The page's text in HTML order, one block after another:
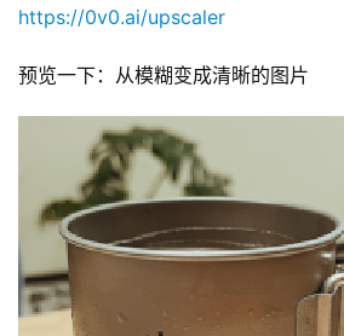
https://0v0.ai/upscaler
预览一下：从模糊变成清晰的图片